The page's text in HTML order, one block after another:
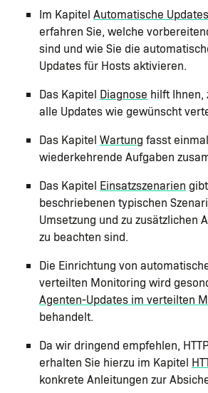
Im Kapitel Automatische
erfahren Sie, welche
sind und wie Sie die
Updates für Hosts aktivieren.
Das Kapitel Diagnose hilft Ihnen,
alle Updates wie gewünscht
Das Kapitel Wartung fasst
wiederkehrende Aufgaben
Das Kapitel Einsatzszenarien
beschriebenen typischen
Umsetzung und zu zusätzlichen
zu beachten sind.
Die Einrichtung von
verteilten Monitoring wird
Agenten-Updates im verteilten
behandelt.
Da wir dringend empfehlen,
erhalten Sie hierzu im Kapitel
konkrete Anleitungen zur